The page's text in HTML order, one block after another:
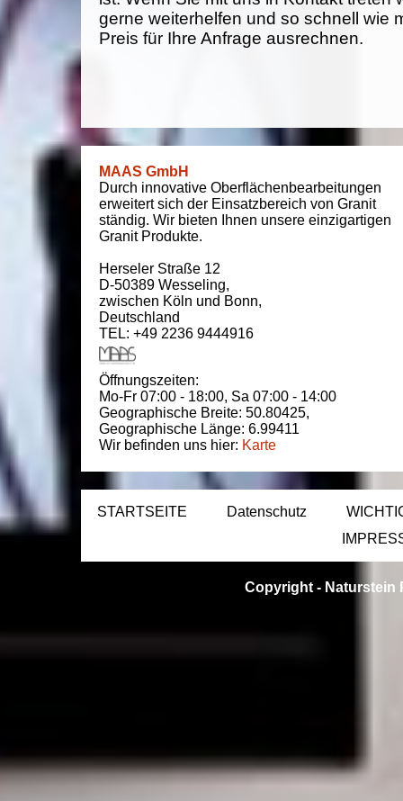
gerne weiterhelfen und so schnell wie
Preis für Ihre Anfrage ausrechnen.
MAAS GmbH
Durch innovative Oberflächenbearbeitungen
erweitert sich der Einsatzbereich von Granit
ständig. Wir bieten Ihnen unsere einzigartigen
Granit Produkte.
Herseler Straße 12
D-50389 Wesseling,
zwischen Köln und Bonn,
Deutschland
TEL: +49 2236 9444916
Öffnungszeiten:
Mo-Fr 07:00 - 18:00, Sa 07:00 - 14:00
Geographische Breite: 50.80425,
Geographische Länge: 6.99411
Wir befinden uns hier: Karte
STARTSEITE Datenschutz
Copyright - Naturstein